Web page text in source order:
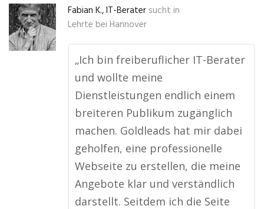
Fabian K., IT-Berater sucht in
Lehrte bei Hannover
„Ich bin freiberuflicher IT-Berater
und wollte meine
Dienstleistungen endlich einem
breiteren Publikum zugänglich
machen. Goldleads hat mir dabei
geholfen, eine professionelle
Webseite zu erstellen, die meine
Angebote klar und verständlich
darstellt. Seitdem ich die Seite